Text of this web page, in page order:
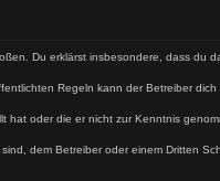
Du erklärst insbesondere, dass du
Regeln kann der Betreiber
oder die er nicht zur Kenntnis
dem Betreiber oder einem Dritten